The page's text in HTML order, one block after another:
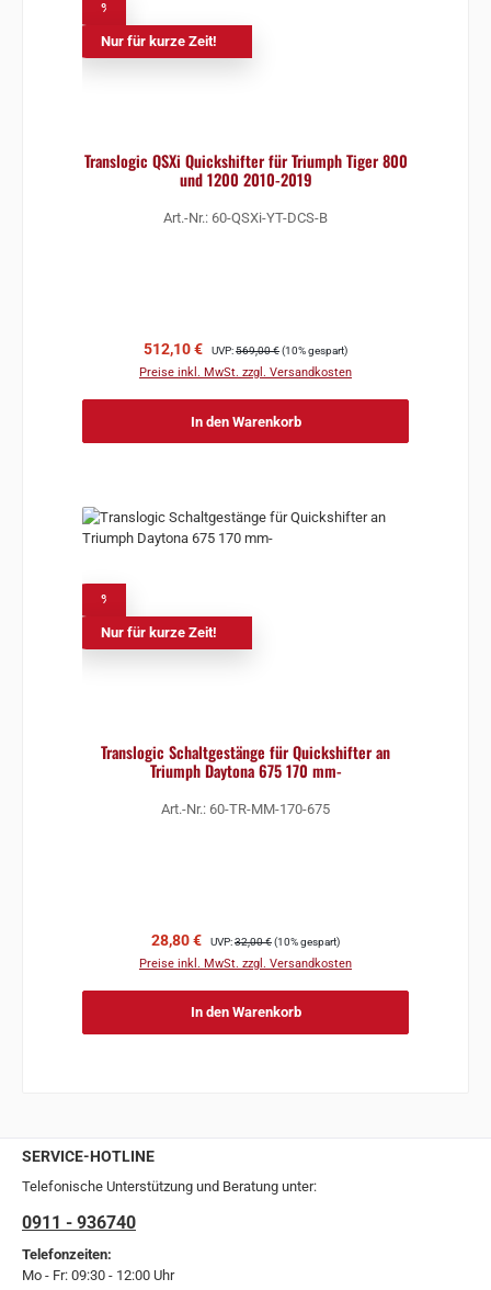
Nur für kurze Zeit!
Translogic QSXi Quickshifter für Triumph Tiger 800
und 1200 2010-2019
Art.-Nr.: 60-QSXi-YT-DCS-B
Verkaufspreis:
512,10 € Regulärer Preis:
UVP:569,00 €(10% gespart)
Preise inkl. MwSt. zzgl. Versandkosten
In den Warenkorb
Nur für kurze Zeit!
Translogic Schaltgestänge für Quickshifter an
Triumph Daytona 675 170 mm-
Art.-Nr.: 60-TR-MM-170-675
Verkaufspreis:
28,80 € Regulärer Preis:
UVP:32,00 €(10% gespart)
Preise inkl. MwSt. zzgl. Versandkosten
In den Warenkorb
SERVICE-HOTLINE
Telefonische Unterstützung und Beratung unter:
0911 - 936740
Telefonzeiten:
Mo - Fr: 09:30 - 12:00 Uhr